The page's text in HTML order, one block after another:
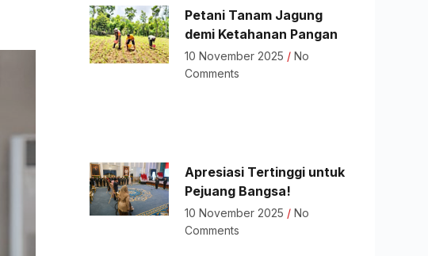
Petani Tanam Jagung
demi Ketahanan Pangan
10 November 2025
No
Comments
Apresiasi Tertinggi untuk
Pejuang Bangsa!
10 November 2025
No
Comments